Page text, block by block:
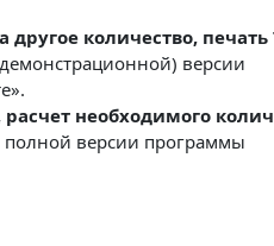
другое количество, печать
версии
необходимого
полной версии программы